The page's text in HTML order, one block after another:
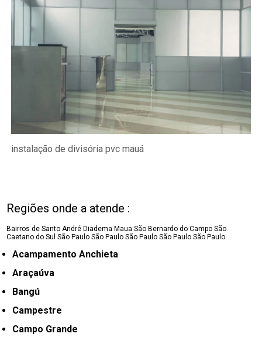
instalação de divisória pvc mauá
Regiões onde a atende :
Bairros de Santo André Diadema Maua São Bernardo do Campo São
Caetano do SulSão Paulo São Paulo São Paulo São Paulo São Paulo
Acampamento Anchieta
Araçaúva
Bangú
Campestre
Campo Grande